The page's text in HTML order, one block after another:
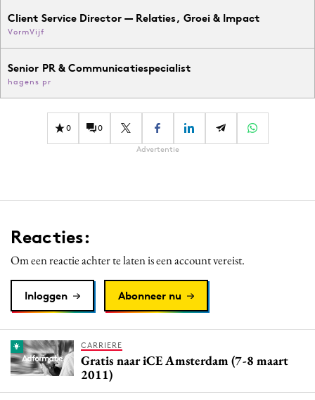
Client Service Director — Relaties, Groei & Impact
VormVijf
Senior PR & Communicatiespecialist
hagens pr
0 0
Advertentie
Reacties:
Om een reactie achter te laten is een account vereist.
Inloggen Abonneer nu
CARRIERE
Gratis naar iCE Amsterdam (7-8 maart
2011)